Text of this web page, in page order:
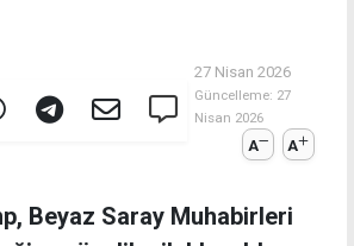
27 Nisan 2026
Güncelleme: 27
Nisan 2026
A A
Beyaz Saray Muhabirleri